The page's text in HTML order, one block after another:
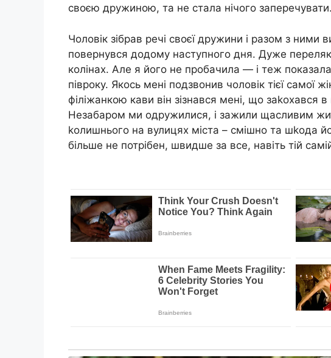
своєю дружиною, та не стала нічого заперечувати.
Чоловік зібрав речі своєї дружини і разом з ними
повернувся додому наступного дня. Дуже
колінах. Але я його не пробачила — і теж
півроку. Якось мені подзвонив чоловік тієї самої
філіжанкою кави він зізнався мені, що заkохався
Незабаром ми одружилися, і зажили щасливим
kолишнього на вулицях міста – смішно та шkода
більше не потрібен, швидше за все, навіть тій